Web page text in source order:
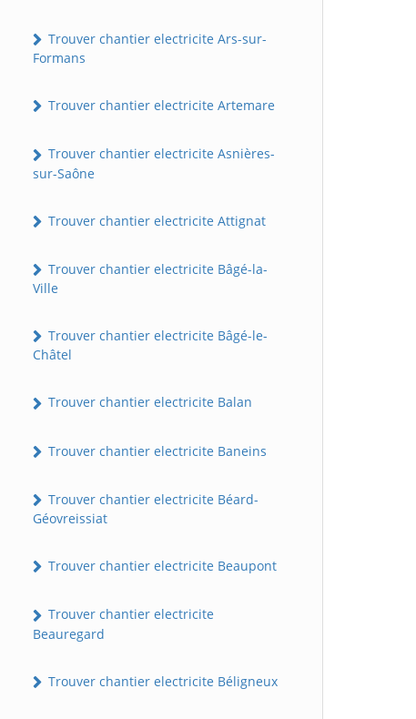
Trouver chantier electricite Ars-sur-
Formans
Trouver chantier electricite Artemare
Trouver chantier electricite Asnières-
sur-Saône
Trouver chantier electricite Attignat
Trouver chantier electricite Bâgé-la-
Ville
Trouver chantier electricite Bâgé-le-
Châtel
Trouver chantier electricite Balan
Trouver chantier electricite Baneins
Trouver chantier electricite Béard-
Géovreissiat
Trouver chantier electricite Beaupont
Trouver chantier electricite
Beauregard
Trouver chantier electricite Béligneux